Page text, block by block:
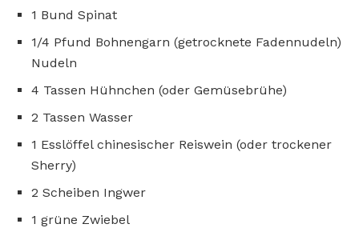
1 Bund Spinat
1/4 Pfund Bohnengarn (getrocknete Fadennudeln)
Nudeln
4 Tassen Hühnchen (oder Gemüsebrühe)
2 Tassen Wasser
1 Esslöffel chinesischer Reiswein (oder trockener
Sherry)
2 Scheiben Ingwer
1 grüne Zwiebel